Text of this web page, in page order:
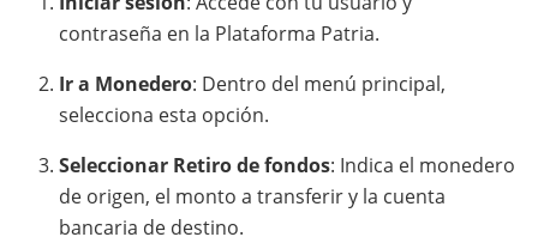
contraseña en la Plataforma Patria.
Ir a Monedero: Dentro del menú principal,
selecciona esta opción.
Seleccionar Retiro de fondos: Indica el monedero
de origen, el monto a transferir y la cuenta
bancaria de destino.